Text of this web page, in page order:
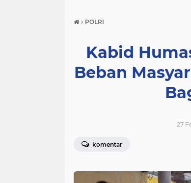
hukum & kriminal
› POLRI
Kabid
Beban
27
komentar